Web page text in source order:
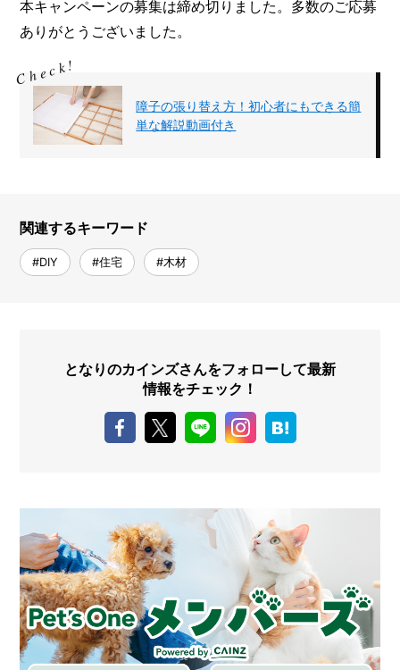
本キャンペーンの募集は締め切りました。多数のご応募
ありがとうございました。
障子の張り替え方！初心者にもできる簡
単な解説動画付き
関連するキーワード
#DIY #住宅 #木材
となりのカインズさんをフォローして最新
情報をチェック！